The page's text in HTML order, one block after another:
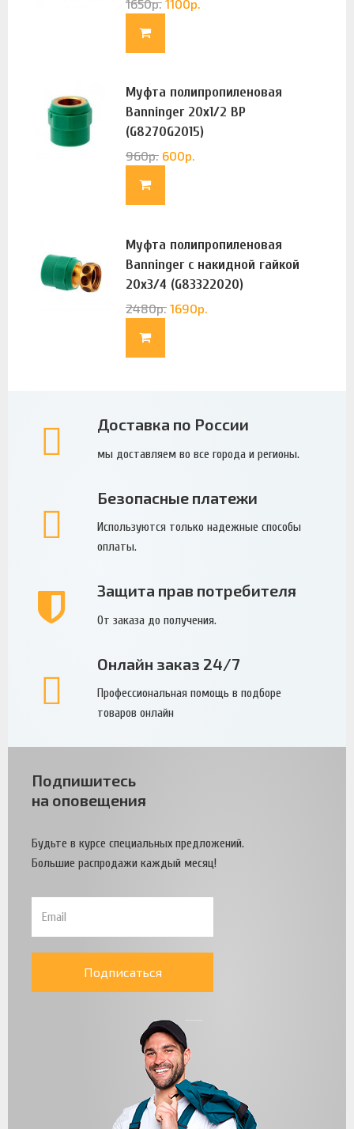
1650р. 1100р.
Муфта полипропиленовая
Banninger 20х1/2 ВР
(G8270G2015)
960р. 600р.
Муфта полипропиленовая
Banninger с накидной гайкой
20х3/4 (G83322020)
2480р. 1690р.
Доставка по России
мы доставляем во все города и регионы.
Безопасные платежи
Используются только надежные способы
оплаты.
Защита прав потребителя
От заказа до получения.
Онлайн заказ 24/7
Профессиональная помощь в подборе
товаров онлайн
Подпишитесь
на оповещения
Будьте в курсе специальных предложений.
Большие распродажи каждый месяц!
Подписаться